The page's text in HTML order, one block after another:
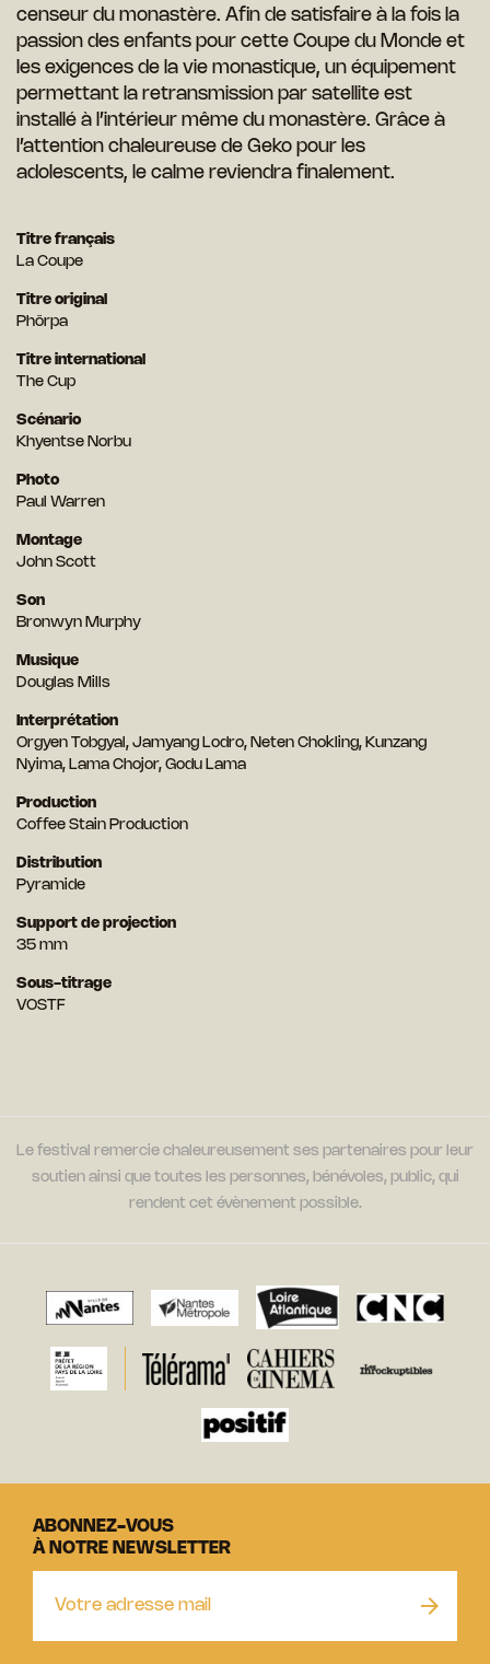
censeur du monastère. Afin de satisfaire à la fois la
passion des enfants pour cette Coupe du Monde et
les exigences de la vie monastique, un équipement
permettant la retransmission par satellite est
installé à l’intérieur même du monastère. Grâce à
l’attention chaleureuse de Geko pour les
adolescents, le calme reviendra finalement.
Titre français
La Coupe
Titre original
Phörpa
Titre international
The Cup
Scénario
Khyentse Norbu
Photo
Paul Warren
Montage
John Scott
Son
Bronwyn Murphy
Musique
Douglas Mills
Interprétation
Orgyen Tobgyal, Jamyang Lodro, Neten Chokling, Kunzang
Nyima, Lama Chojor, Godu Lama
Production
Coffee Stain Production
Distribution
Pyramide
Support de projection
35 mm
Sous-titrage
VOSTF
Le festival remercie chaleureusement ses partenaires pour leur
soutien ainsi que toutes les personnes, bénévoles, public, qui
rendent cet évènement possible.
ABONNEZ-VOUS
À NOTRE NEWSLETTER